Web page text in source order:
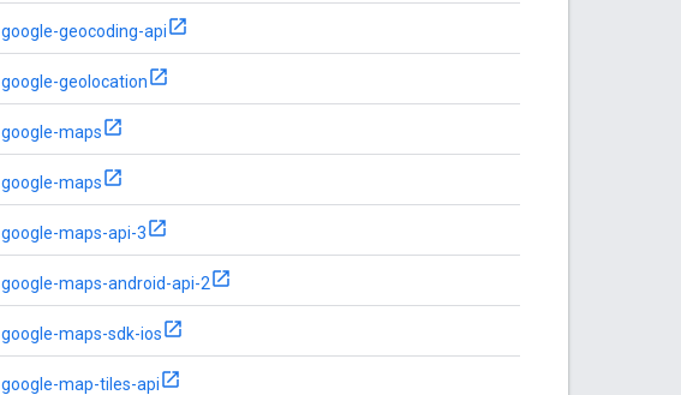
google-geocoding-api
google-geolocation
google-maps
google-maps
google-maps-api-3
google-maps-android-api-2
google-maps-sdk-ios
google-map-tiles-api